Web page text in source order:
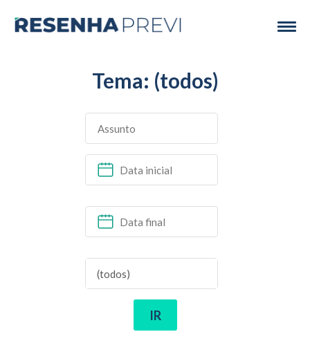
Tema: (todos)
IR